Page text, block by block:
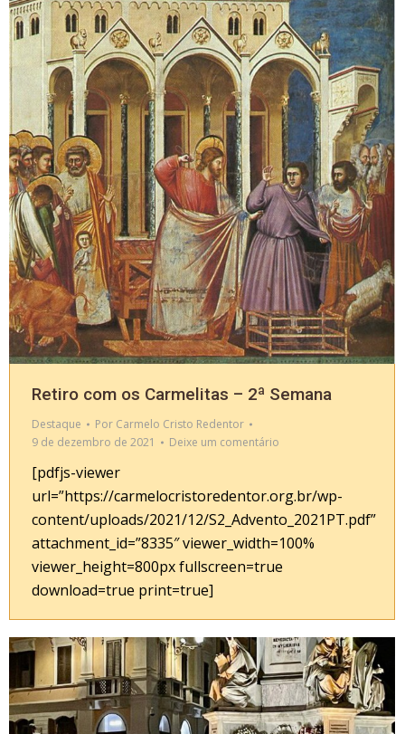
Retiro com os Carmelitas – 2ª Semana
Destaque Por Carmelo Cristo Redentor
9 de dezembro de 2021
Deixe um comentário
[pdfjs-viewer
url=”https://carmelocristoredentor.org.br/wp-
content/uploads/2021/12/S2_Advento_2021PT.pdf”
attachment_id=”8335″ viewer_width=100%
viewer_height=800px fullscreen=true
download=true print=true]